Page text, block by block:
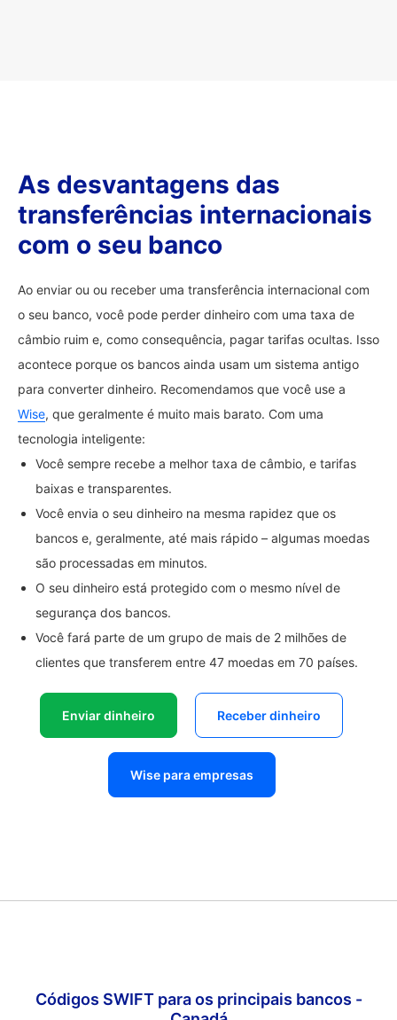
As desvantagens das
transferências internacionais
com o seu banco
Ao enviar ou ou receber uma transferência internacional com
o seu banco, você pode perder dinheiro com uma taxa de
câmbio ruim e, como consequência, pagar tarifas ocultas. Isso
acontece porque os bancos ainda usam um sistema antigo
para converter dinheiro. Recomendamos que você use a
Wise, que geralmente é muito mais barato. Com uma
tecnologia inteligente:
Você sempre recebe a melhor taxa de câmbio, e tarifas
baixas e transparentes.
Você envia o seu dinheiro na mesma rapidez que os
bancos e, geralmente, até mais rápido – algumas moedas
são processadas em minutos.
O seu dinheiro está protegido com o mesmo nível de
segurança dos bancos.
Você fará parte de um grupo de mais de 2 milhões de
clientes que transferem entre 47 moedas em 70 países.
Enviar dinheiro Receber dinheiro
Wise para empresas
Códigos SWIFT para os principais bancos -